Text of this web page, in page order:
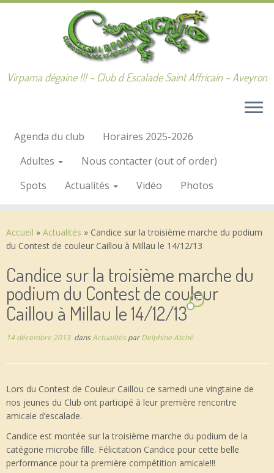
Passer
Virpama dégaine !!! – Club d Escalade Saint Affricain – Aveyron
Agenda du club
Horaires 2025-2026
Adultes
Nous contacter (out of order)
Spots
Actualités Vidéo Photos
Accueil » Actualités » Candice sur la troisième marche du podium
du Contest de couleur Caillou à Millau le 14/12/13
Candice sur la troisième marche du
podium du Contest de couleur
Caillou à Millau le 14/12/13
3
14 décembre 2013dansActualités parDelphine Atché
Lors du Contest de Couleur Caillou ce samedi une vingtaine de
nos jeunes du Club ont participé à leur première rencontre
amicale d’escalade.
Candice est montée sur la troisième marche du podium de la
catégorie microbe fille. Félicitation Candice pour cette belle
performance pour ta première compétition amicale!!!